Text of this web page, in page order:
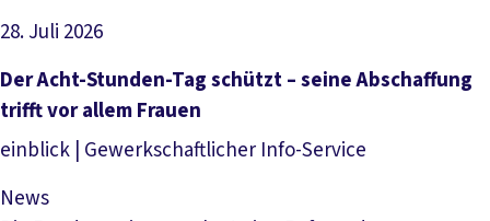
28. Juli 2026
Artikel lesen
Der Acht-Stunden-Tag schützt – seine Abschaffung
trifft vor allem Frauen
einblick | Gewerkschaftlicher Info-Service
News